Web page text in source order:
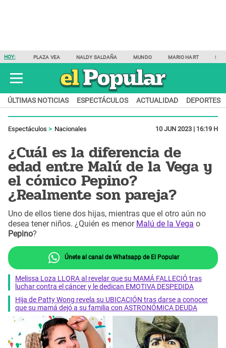
HOY: PLAZA VEA NALDY SALDAÑA MUNDO MARIO HART
ÚLTIMAS NOTICIAS ESPECTÁCULOS ACTUALIDAD DEPORTES
Espectáculos Nacionales 10 JUN 2023 | 16:19 H
¿Cuál es la diferencia de
edad entre Malú de la Vega y
el cómico Pepino?
¿Realmente son pareja?
Uno de ellos tiene dos hijas, mientras que el otro aún no
desea tener niños. ¿Quién es menor Malú de la Vega o
Pepino?
Únete al canal de Whatsapp de El Popular
Melissa Loza LLORA al revelar que su MAMÁ FALLECIÓ tras
luchar contra el cáncer y le dedican EMOTIVA DESPEDIDA
Hija de Patty Wong revela su UBICACIÓN tras darse a conocer
que su mamá dejó a su familia con ASTRONÓMICA DEUDA